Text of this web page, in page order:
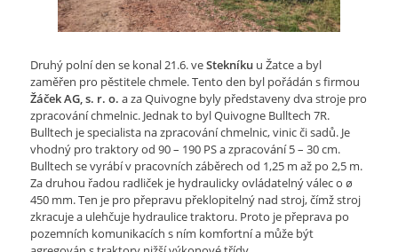
Druhý polní den se konal 21.6. veStekníkuu Žatce a byl
zaměřen pro pěstitele chmele. Tento den byl pořádán s firmou
Žáček AG, s. r. o. a za Quivogne byly představeny dva stroje pro
zpracování chmelnic. Jednak to byl Quivogne Bulltech 7R.
Bulltech je specialista na zpracování chmelnic, vinic či sadů. Je
vhodný pro traktory od 90 – 190 PS a zpracování 5 – 30 cm.
Bulltech se vyrábí v pracovních záběrech od 1,25 m až po 2,5 m.
Za druhou řadou radliček je hydraulicky ovládatelný válec o ø
450 mm. Ten je pro přepravu překlopitelný nad stroj, čímž stroj
zkracuje a ulehčuje hydraulice traktoru. Proto je přeprava po
pozemních komunikacích s ním komfortní a může být